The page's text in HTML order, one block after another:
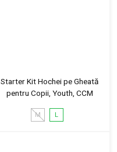
Starter Kit Hochei pe Gheată
pentru Copii, Youth, CCM
M L